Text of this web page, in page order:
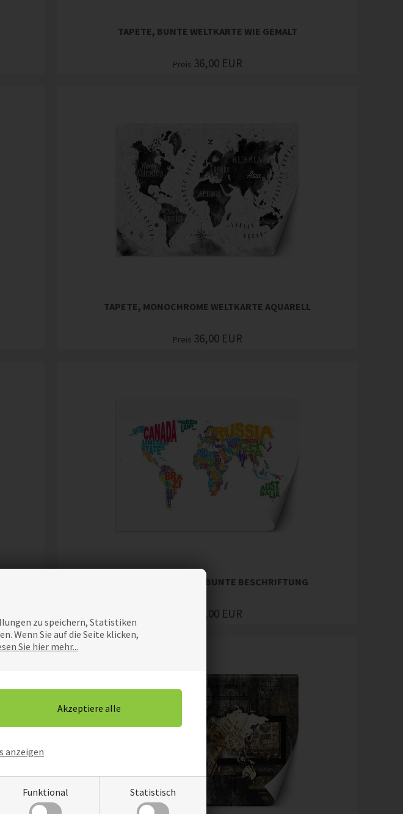
zu speichern, Statistiken
Wenn Sie auf die Seite klicken,
Sie hier mehr...
Funktional Statistisch
anzeigen
TAPETE, BUNTE WELTKARTE WIE GEMALT
Preis 36,00 EUR
TAPETE, MONOCHROME WELTKARTE AQUARELL
Preis 36,00 EUR
TAPETE, WELTKARTE - BUNTE BESCHRIFTUNG
36,00 EUR